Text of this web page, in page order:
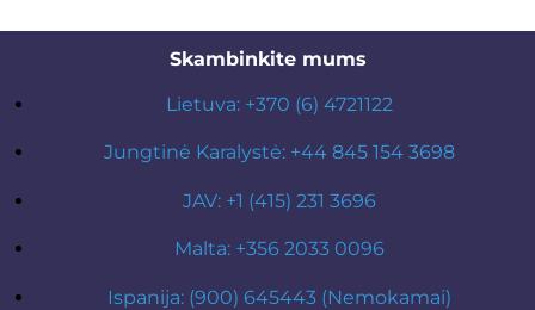
Skambinkite mums
Lietuva: +370 (6) 4721122
Jungtinė Karalystė: +44 845 154 3698
JAV: +1 (415) 231 3696
Malta: +356 2033 0096
Ispanija: (900) 645443 (Nemokamai)